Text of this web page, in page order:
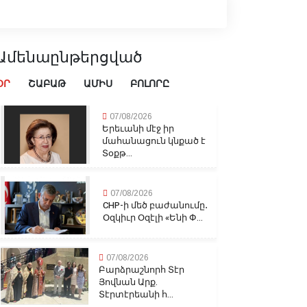
ՇԱԲԱԹ ԱՄԻՍ ԲՈԼՈՐԸ
07/08/2026
Երեւանի մէջ իր
մահանացուն կնքած է
Տօքթ...
07/08/2026
CHP-ի մեծ բաժանումը․
Օզկիւր Օզէլի «Ենի Փ...
07/08/2026
Բարձրաշնորհ Տէր
Յովնան Արք.
Տէրտէրեանի հ...